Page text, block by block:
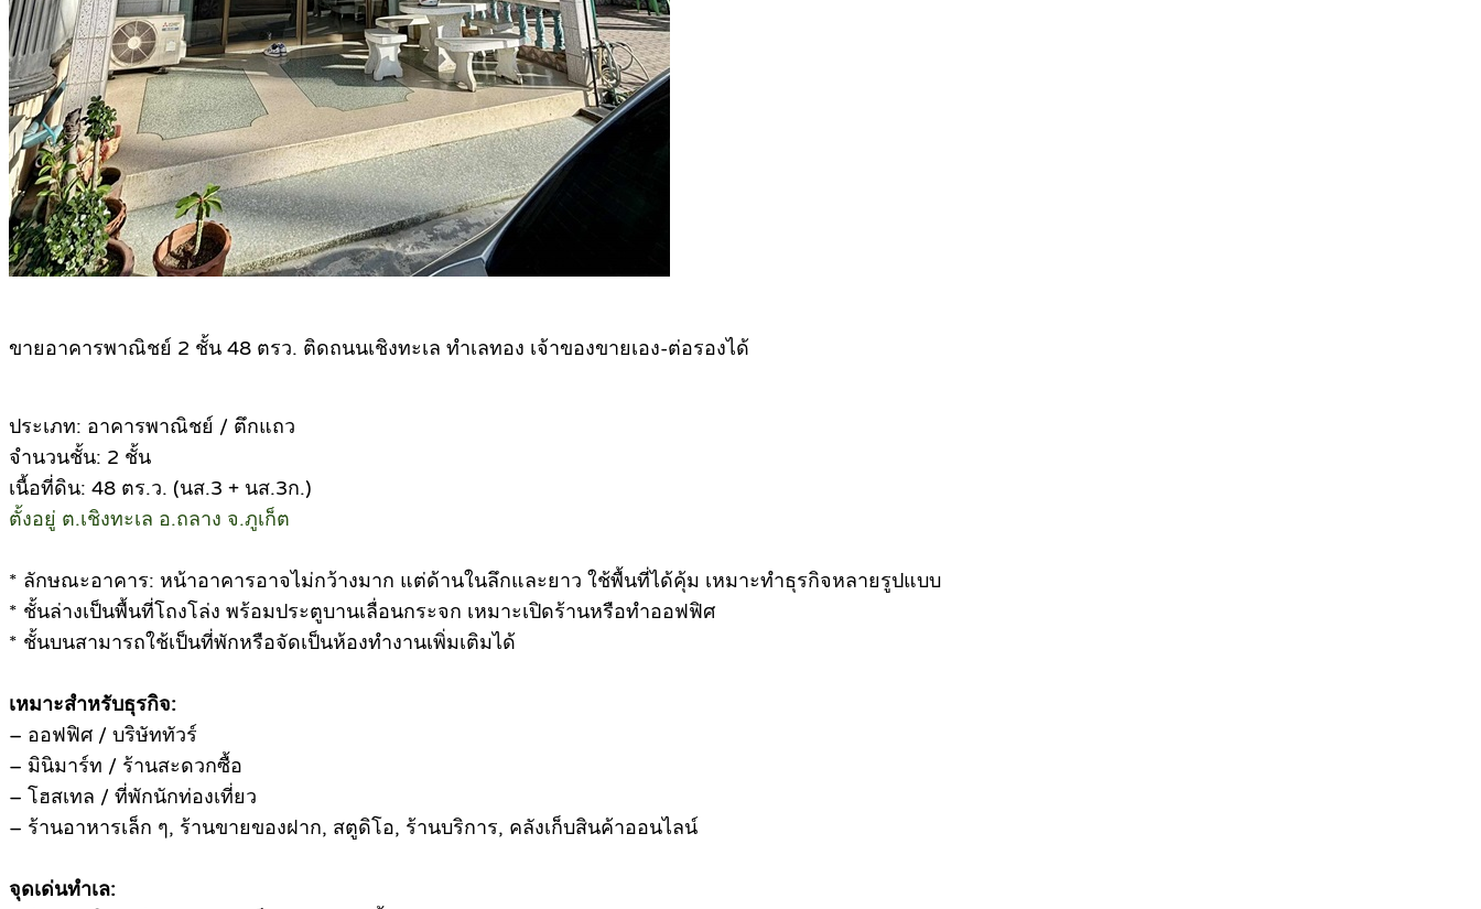
ขายอาคารพาณิชย์ 2 ชั้น 48 ตรว. ติดถนนเชิงทะเล ทำเลทอง เจ้าของขายเอง-ต่อรองได้
ประเภท: อาคารพาณิชย์ / ตึกแถว
จำนวนชั้น: 2 ชั้น
เนื้อที่ดิน: 48 ตร.ว. (นส.3 + นส.3ก.)
ตั้งอยู่ ต.เชิงทะเล อ.ถลาง จ.ภูเก็ต
* ลักษณะอาคาร: หน้าอาคารอาจไม่กว้างมาก แต่ด้านในลึกและยาว ใช้พื้นที่ได้คุ้ม เหมาะทำธุรกิจหลายรูปแบบ
* ชั้นล่างเป็นพื้นที่โถงโล่ง พร้อมประตูบานเลื่อนกระจก เหมาะเปิดร้านหรือทำออฟฟิศ
* ชั้นบนสามารถใช้เป็นที่พักหรือจัดเป็นห้องทำงานเพิ่มเติมได้
เหมาะสำหรับธุรกิจ:
– ออฟฟิศ / บริษัททัวร์
– มินิมาร์ท / ร้านสะดวกซื้อ
– โฮสเทล / ที่พักนักท่องเที่ยว
– ร้านอาหารเล็ก ๆ, ร้านขายของฝาก, สตูดิโอ, ร้านบริการ, คลังเก็บสินค้าออนไลน์
จุดเด่นทำเล: